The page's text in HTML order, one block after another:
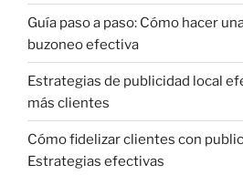
Guía paso a paso: Cómo hacer
buzoneo efectiva
Estrategias de publicidad local
más clientes
Cómo fidelizar clientes con
Estrategias efectivas